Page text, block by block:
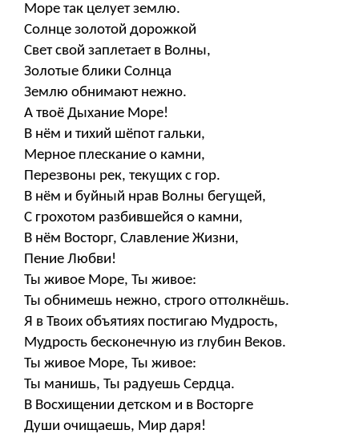
Море так целует землю.
Солнце золотой дорожкой
Свет свой заплетает в Волны,
Золотые блики Солнца
Землю обнимают нежно.
А твоё Дыхание Море!
В нём и тихий шёпот гальки,
Мерное плескание о камни,
Перезвоны рек, текущих с гор.
В нём и буйный нрав Волны бегущей,
С грохотом разбившейся о камни,
В нём Восторг, Славление Жизни,
Пение Любви!
Ты живое Море, Ты живое:
Ты обнимешь нежно, строго оттолкнёшь.
Я в Твоих объятиях постигаю Мудрость,
Мудрость бесконечную из глубин Веков.
Ты живое Море, Ты живое:
Ты манишь, Ты радуешь Сердца.
В Восхищении детском и в Восторге
Души очищаешь, Мир даря!